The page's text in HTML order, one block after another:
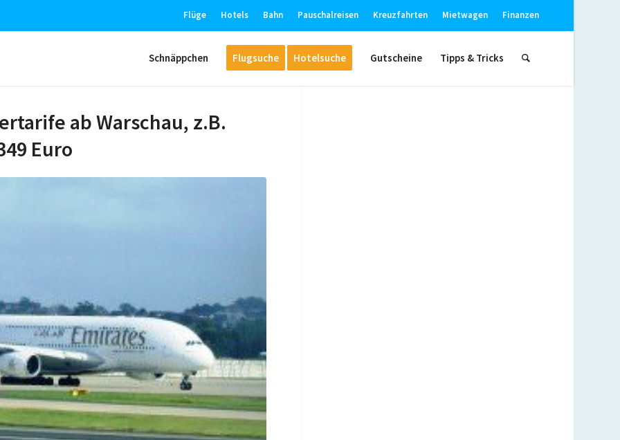
Flüge Hotels Bahn Pauschalreisen Kreuzfahrten Mietwagen Finanzen
Schnäppchen Flugsuche Hotelsuche Gutscheine Tipps & Tricks
ab Warschau, z.B.
Euro